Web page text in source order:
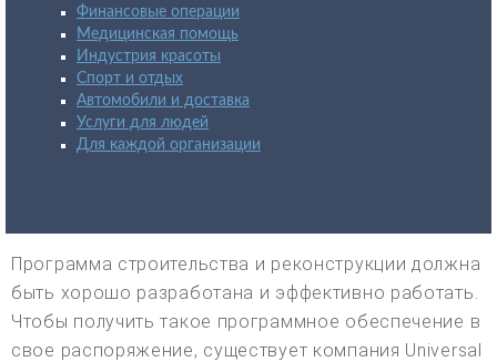
Финансовые операции
Медицинская помощь
Индустрия красоты
Спорт и отдых
Автомобили и доставка
Услуги для людей
Для каждой организации
Программа строительства и реконструкции должна
быть хорошо разработана и эффективно работать.
Чтобы получить такое программное обеспечение в
свое распоряжение, существует компания Universal